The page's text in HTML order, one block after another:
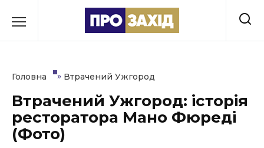
до
Культура
Освіта
Головна » Втрачений Ужгород
Втрачений Ужгород: історія
ресторатора Мано Фюреді
(Фото)